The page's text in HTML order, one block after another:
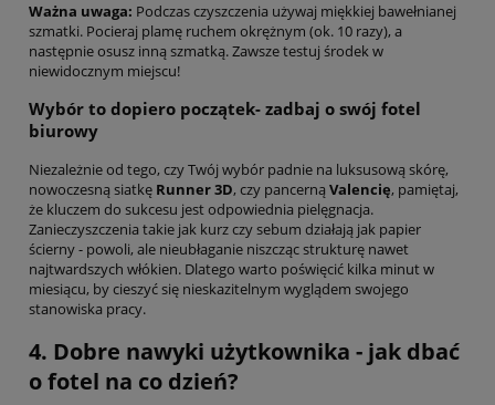
Ważna uwaga: Podczas czyszczenia używaj miękkiej bawełnianej
szmatki. Pocieraj plamę ruchem okrężnym (ok. 10 razy), a
następnie osusz inną szmatką. Zawsze testuj środek w
niewidocznym miejscu!
Wybór to dopiero początek- zadbaj o swój fotel
biurowy
Niezależnie od tego, czy Twój wybór padnie na luksusową skórę,
nowoczesną siatkę Runner 3D, czy pancerną Valencię, pamiętaj,
że kluczem do sukcesu jest odpowiednia pielęgnacja.
Zanieczyszczenia takie jak kurz czy sebum działają jak papier
ścierny - powoli, ale nieubłaganie niszcząc strukturę nawet
najtwardszych włókien. Dlatego warto poświęcić kilka minut w
miesiącu, by cieszyć się nieskazitelnym wyglądem swojego
stanowiska pracy.
4. Dobre nawyki użytkownika - jak dbać
o fotel na co dzień?